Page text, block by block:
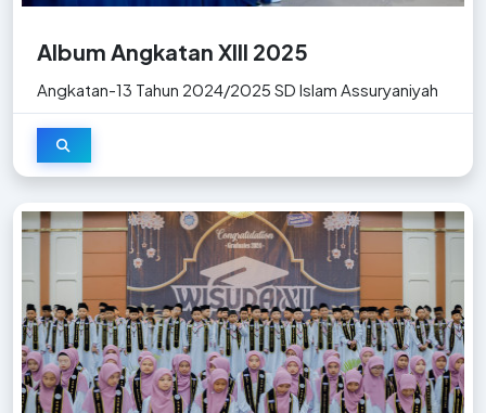
Album Angkatan XIII 2025
Angkatan-13 Tahun 2024/2025 SD Islam Assuryaniyah